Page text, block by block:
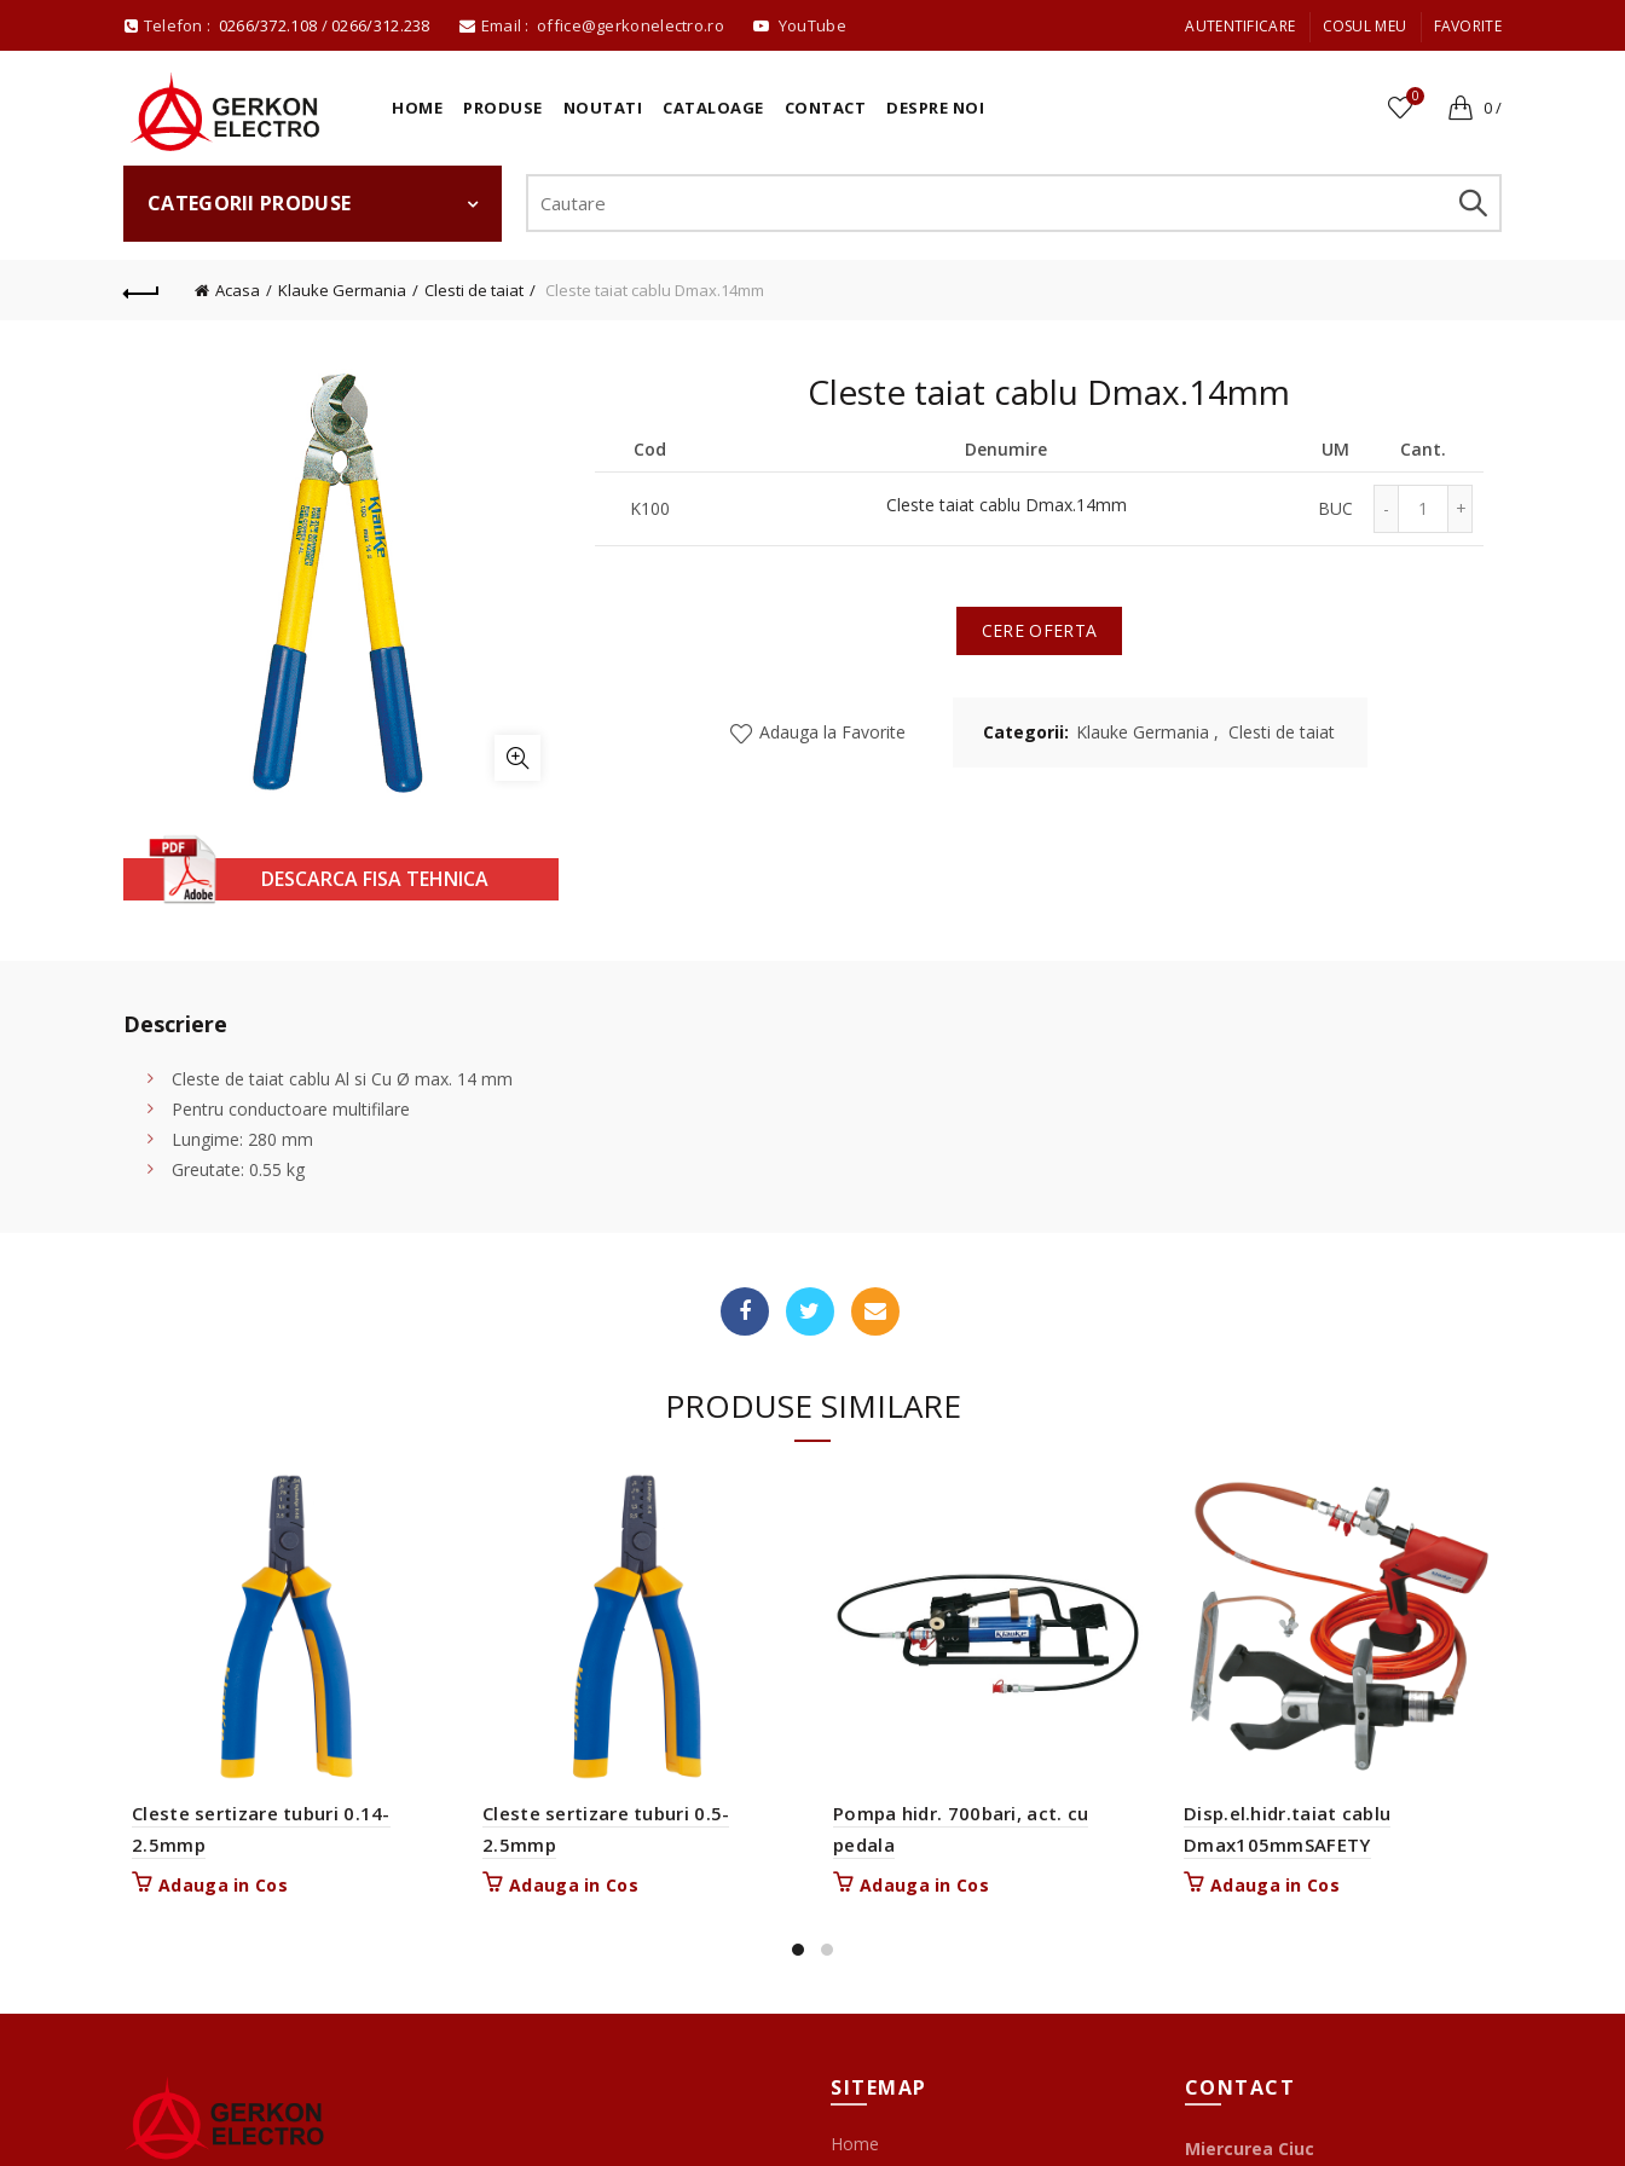
Telefon : 0266/372.108 /0266/312.238 Email : office@gerkonelectro.ro YouTube AUTENTIFICARE COSUL MEU FAVORITE
HOME PRODUSE NOUTATI CATALOAGE CONTACT DESPRE NOI
0
0/
CATEGORII PRODUSE
Acasa Klauke Germania Clesti de taiat Cleste taiat cablu Dmax.14mm
DESCARCA FISA TEHNICA
Cleste taiat cablu Dmax.14mm
Cod Denumire UM Cant.
K100 Cleste taiat cablu Dmax.14mm BUC
CERE OFERTA
Adauga la Favorite Categorii: Klauke Germania , Clesti de taiat
Descriere
Cleste de taiat cablu Al si Cu Ø max. 14 mm
Pentru conductoare multifilare
Lungime: 280 mm
Greutate: 0.55 kg
PRODUSE SIMILARE
Cleste sertizare tuburi 0.14-
2.5mmp
Adauga in Cos
Cleste sertizare tuburi 0.5-
2.5mmp
Adauga in Cos
Pompa hidr. 700bari, act. cu
pedala
Adauga in Cos
Disp.el.hidr.taiat cablu
Dmax105mmSAFETY
Adauga in Cos
SITEMAP
Home
CONTACT
Miercurea Ciuc